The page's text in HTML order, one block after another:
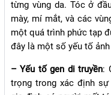
từng vùng da. Tóc ở
mày, mí mắt, và các
một quá trình phức tạp
đây là một số yếu tố
– Yếu tố gen di truyền:
trọng trong xác định